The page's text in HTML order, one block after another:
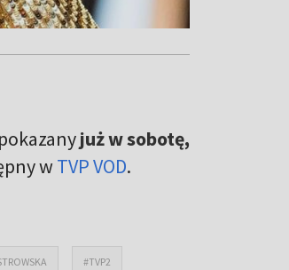
już w sobotę,
wTVP VOD.
#TVP2